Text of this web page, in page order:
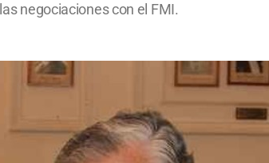
negociaciones con el FMI.